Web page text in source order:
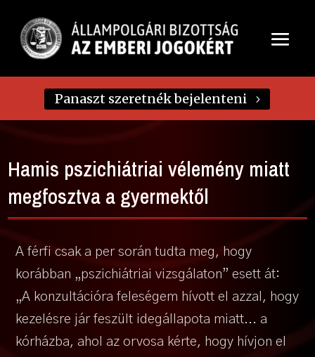
Panaszt szeretnék bejelenteni
Hamis pszichiátriai vélemény miatt
megfosztva a gyermektől
A férfi csak a per során tudta meg, hogy
korábban „pszichiátriai vizsgálaton” esett át:
„A konzultációra feleségem hívott el azzal, hogy
kezelésre jár feszült idegállapota miatt... a
kórházba, ahol az orvosa kérte, hogy hívjon el